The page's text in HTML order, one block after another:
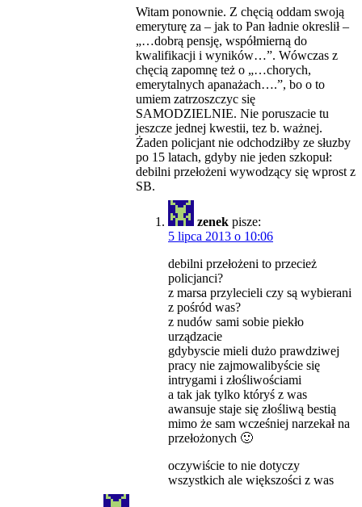
Witam ponownie. Z chęcią oddam swoją
emeryturę za – jak to Pan ładnie okreslił –
„…dobrą pensję, współmierną do
kwalifikacji i wyników…”. Wówczas z
chęcią zapomnę też o „…chorych,
emerytalnych apanażach….”, bo o to
umiem zatrzoszczyc się
SAMODZIELNIE. Nie poruszacie tu
jeszcze jednej kwestii, tez b. ważnej.
Żaden policjant nie odchodziłby ze słuzby
po 15 latach, gdyby nie jeden szkopuł:
debilni przełożeni wywodzący się wprost z
SB.
zenek pisze:
5 lipca 2013 o 10:06
debilni przełożeni to przecież
policjanci?
z marsa przylecieli czy są wybierani
z pośród was?
z nudów sami sobie piekło
urządzacie
gdybyscie mieli dużo prawdziwej
pracy nie zajmowalibyście się
intrygami i złośliwościami
a tak jak tylko któryś z was
awansuje staje się złośliwą bestią
mimo że sam wcześniej narzekał na
przełożonych 🙂
oczywiście to nie dotyczy
wszystkich ale większości z was